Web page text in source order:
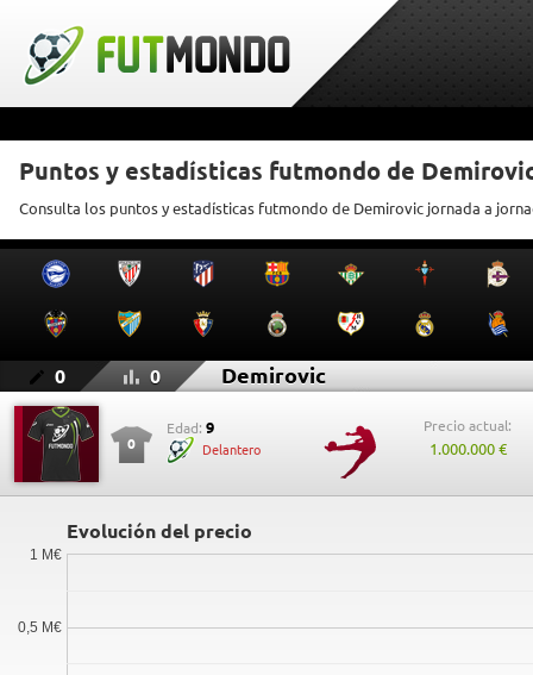
Puntos y estadísticas futmondo de
Consulta los puntos y estadísticas futmondo de Demirovic jornada a
0 0 Demirovic
0
Edad: 9
Delantero
Precio actual:
1.000.000 €
Evolución del precio
0,5 M€
1 M€